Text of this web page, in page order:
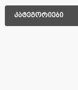
კატეგორიები